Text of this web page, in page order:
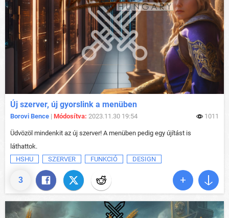
3
Új szerver, új gyorslink a menüben
Borovi Bence | Módosítva: 2023.11.30 19:54 1011
Üdvözöl mindenkit az új szerver! A menüben pedig egy újítást is
láthattok.
HSHU
SZERVER FUNKCIÓ DESIGN